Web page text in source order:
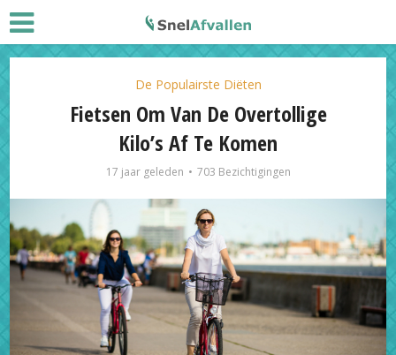
De Populairste Diëten
Fietsen Om Van De Overtollige
Kilo’s Af Te Komen
17 jaar geleden 703 Bezichtigingen